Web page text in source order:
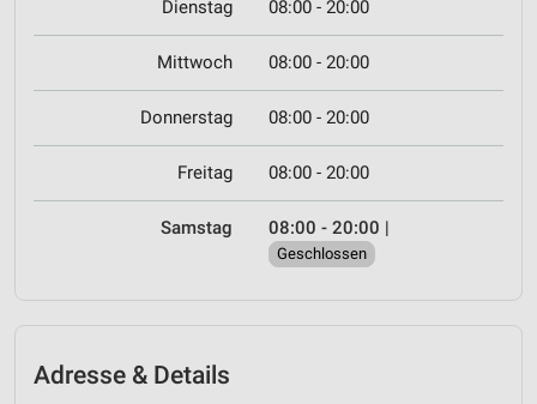
Dienstag 08:00 - 20:00
Mittwoch 08:00 - 20:00
Donnerstag 08:00 - 20:00
Freitag 08:00 - 20:00
Samstag 08:00 - 20:00 |
Geschlossen
Adresse & Details